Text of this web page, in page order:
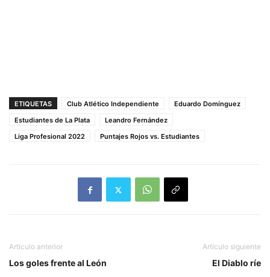
ETIQUETAS Club Atlético Independiente
Eduardo Domínguez
Estudiantes de La Plata
Leandro Fernández
Liga Profesional 2022
Puntajes Rojos vs. Estudiantes
Artículo anterior
Los goles frente al León
Artículo siguiente
El Diablo ríe